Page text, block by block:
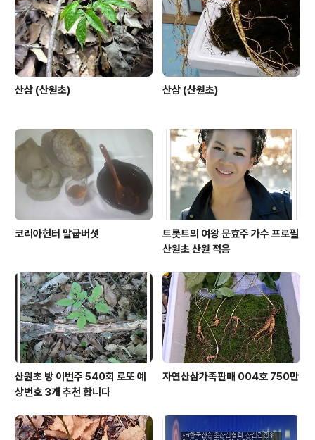
산삼 (산원초) 산삼 (산원초)
코리아헌터 말굽버섯
트롯트의 여왕 문효주 가수 프로필
산원초 산원 적음
산원초 방 이번주 540회 로또 예
상번호 3개 추천 합니다
자연산삼가족판매 004호 750만